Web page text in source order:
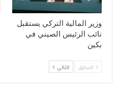
وزير المالية التركي يستقبل
نائب الرئيس الصيني في
بكين
السابق التالي